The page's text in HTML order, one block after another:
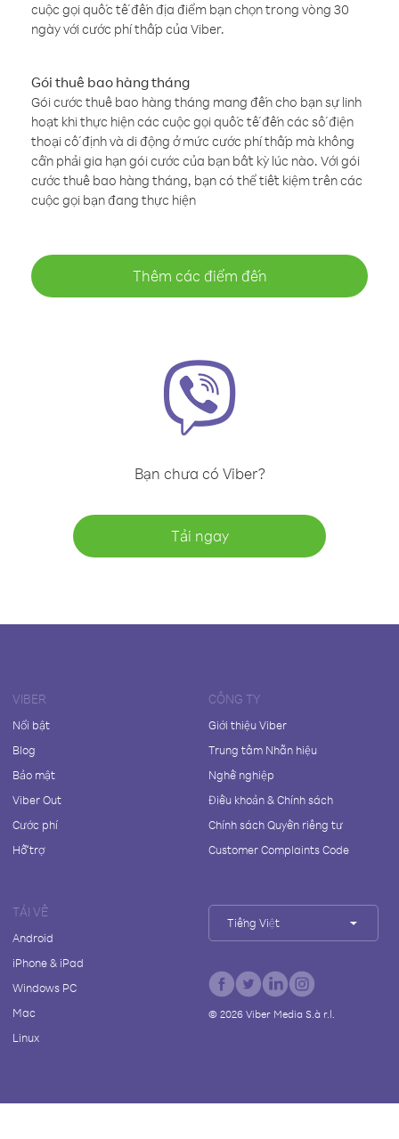
cuộc gọi quốc tế đến địa điểm bạn chọn trong vòng 30
ngày với cước phí thấp của Viber.
Gói thuê bao hàng tháng
Gói cước thuê bao hàng tháng mang đến cho bạn sự linh
hoạt khi thực hiện các cuộc gọi quốc tế đến các số điện
thoại cố định và di động ở mức cước phí thấp mà không
cần phải gia hạn gói cước của bạn bất kỳ lúc nào. Với gói
cước thuê bao hàng tháng, bạn có thể tiết kiệm trên các
cuộc gọi bạn đang thực hiện
Thêm các điểm đến
Bạn chưa có Viber?
Tải ngay
VIBER
Nổi bật
Blog
Bảo mật
Viber Out
Cước phí
Hỗ trợ
CÔNG TY
Giới thiệu Viber
Trung tâm Nhãn hiệu
Nghề nghiệp
Điều khoản & Chính sách
Chính sách Quyền riêng tư
Customer Complaints Code
TẢI VỀ
Android
iPhone & iPad
Windows PC
Mac
Linux
Tiếng Việt
© 2026Viber Media S.à r.l.